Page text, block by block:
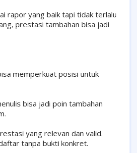
rapor yang baik tapi tidak terlalu
prestasi tambahan bisa jadi
memperkuat posisi untuk
bisa jadi poin tambahan
yang relevan dan valid.
tanpa bukti konkret.